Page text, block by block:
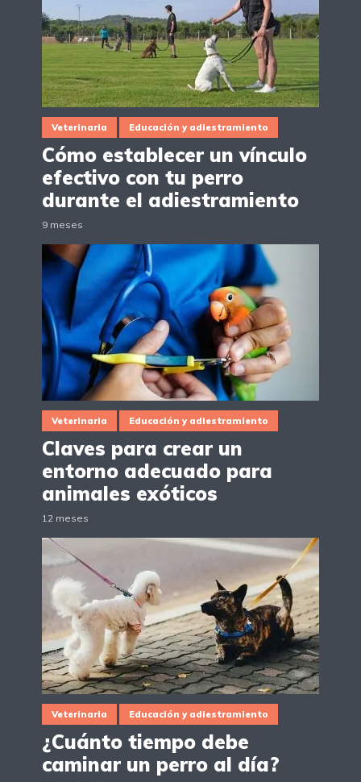
Veterinaria Educación y adiestramiento
Cómo establecer un vínculo
efectivo con tu perro
durante el adiestramiento
9 meses
Veterinaria Educación y adiestramiento
Claves para crear un
entorno adecuado para
animales exóticos
12 meses
Veterinaria Educación y adiestramiento
¿Cuánto tiempo debe
caminar un perro al día?